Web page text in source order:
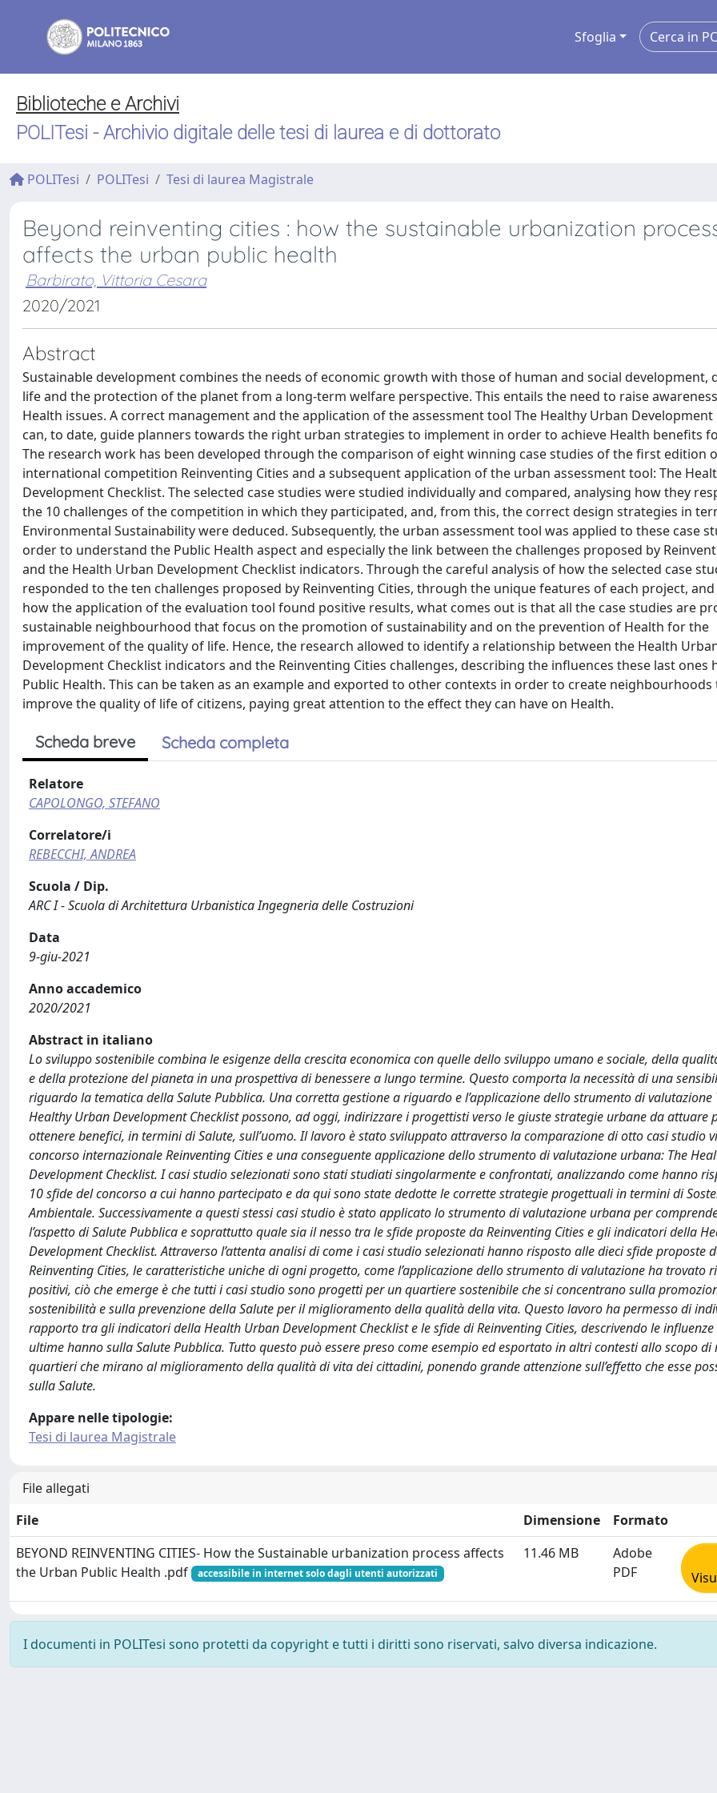
Sfoglia
Biblioteche e Archivi
POLITesi - Archivio digitale delle tesi di laurea e di dottorato
POLITesi POLITesi Tesi di laurea Magistrale
Beyond reinventing cities : how the sustainable urbanization
affects the urban public health
Barbirato, Vittoria Cesara
2020/2021
Abstract
Sustainable development combines the needs of economic growth with those of human and social development,
life and the protection of the planet from a long-term welfare perspective. This entails the need to raise
Health issues. A correct management and the application of the assessment tool The Healthy Urban Development
can, to date, guide planners towards the right urban strategies to implement in order to achieve Health benefits
The research work has been developed through the comparison of eight winning case studies of the first edition
international competition Reinventing Cities and a subsequent application of the urban assessment tool: The
Development Checklist. The selected case studies were studied individually and compared, analysing how they
the 10 challenges of the competition in which they participated, and, from this, the correct design strategies in
Environmental Sustainability were deduced. Subsequently, the urban assessment tool was applied to these case
order to understand the Public Health aspect and especially the link between the challenges proposed by
and the Health Urban Development Checklist indicators. Through the careful analysis of how the selected case
responded to the ten challenges proposed by Reinventing Cities, through the unique features of each project,
how the application of the evaluation tool found positive results, what comes out is that all the case studies are
sustainable neighbourhood that focus on the promotion of sustainability and on the prevention of Health for the
improvement of the quality of life. Hence, the research allowed to identify a relationship between the Health
Development Checklist indicators and the Reinventing Cities challenges, describing the influences these last ones
Public Health. This can be taken as an example and exported to other contexts in order to create
improve the quality of life of citizens, paying great attention to the effect they can have on Health.
Scheda breve Scheda completa
Relatore
CAPOLONGO, STEFANO
Correlatore/i
REBECCHI, ANDREA
Scuola / Dip.
ARC I - Scuola di Architettura Urbanistica Ingegneria delle Costruzioni
Data
9-giu-2021
Anno accademico
2020/2021
Abstract in italiano
Lo sviluppo sostenibile combina le esigenze della crescita economica con quelle dello sviluppo umano e sociale, della
e della protezione del pianeta in una prospettiva di benessere a lungo termine. Questo comporta la necessità di una
riguardo la tematica della Salute Pubblica. Una corretta gestione a riguardo e l’applicazione dello strumento di valutazione
Healthy Urban Development Checklist possono, ad oggi, indirizzare i progettisti verso le giuste strategie urbane da attuare
ottenere benefici, in termini di Salute, sull’uomo. Il lavoro è stato sviluppato attraverso la comparazione di otto casi studio
concorso internazionale Reinventing Cities e una conseguente applicazione dello strumento di valutazione urbana: The
Development Checklist. I casi studio selezionati sono stati studiati singolarmente e confrontati, analizzando come hanno
10 sfide del concorso a cui hanno partecipato e da qui sono state dedotte le corrette strategie progettuali in termini di
Ambientale. Successivamente a questi stessi casi studio è stato applicato lo strumento di valutazione urbana per
l’aspetto di Salute Pubblica e soprattutto quale sia il nesso tra le sfide proposte da Reinventing Cities e gli indicatori della
Development Checklist. Attraverso l’attenta analisi di come i casi studio selezionati hanno risposto alle dieci sfide proposte
Reinventing Cities, le caratteristiche uniche di ogni progetto, come l’applicazione dello strumento di valutazione ha trovato
positivi, ciò che emerge è che tutti i casi studio sono progetti per un quartiere sostenibile che si concentrano sulla
sostenibilità e sulla prevenzione della Salute per il miglioramento della qualità della vita. Questo lavoro ha permesso di
rapporto tra gli indicatori della Health Urban Development Checklist e le sfide di Reinventing Cities, descrivendo le influenze
ultime hanno sulla Salute Pubblica. Tutto questo può essere preso come esempio ed esportato in altri contesti allo scopo di
quartieri che mirano al miglioramento della qualità di vita dei cittadini, ponendo grande attenzione sull’effetto che esse
sulla Salute.
Appare nelle tipologie:
Tesi di laurea Magistrale
File allegati
File
Dimensione
Formato
BEYOND REINVENTING CITIES- How the Sustainable urbanization process affects
the Urban Public Health .pdf
accessibile in internet solo dagli utenti autorizzati
11.46 MB
Adobe
PDF
I documenti in POLITesi sono protetti da copyright e tutti i diritti sono riservati, salvo diversa indicazione.